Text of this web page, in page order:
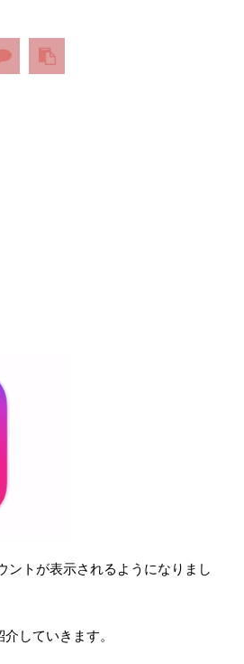
トが表示されるようになりまし
していきます。